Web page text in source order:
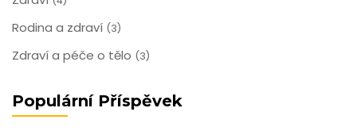
Rodina a zdraví (3)
Zdraví a péče o tělo (3)
Populární Příspěvek